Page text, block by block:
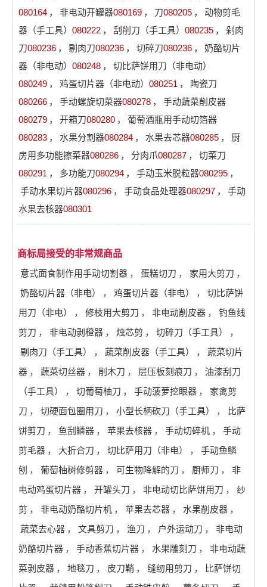
080164 ， 非电动开罐器080169 ， 刀080205 ，
动物剪毛
器（手工具） 080222 ， 刮削刀（手工具） 080235 ，
剁肉
刀080236 ， 剔肉刀080236 ， 切碎刀080236 ，
奶酪切片
器（非电动） 080248 ，
切比萨饼用刀（非电动）
080249 ， 鸡蛋切片器（非电动） 080251 ，
陶瓷刀
080266 ， 手动螺旋切菜器080278 ，
手动蔬菜削皮器
080279 ， 开箱刀080280 ，
葡萄酒瓶用手动切箔器
080283 ， 水果分割器080284 ， 水果去芯器080285 ，
厨
房用多功能擦菜器080286 ， 分肉爪080287 ，
切菜刀
080291 ， 多功能刀080294 ， 手动玉米脱粒器080295 ，
手动水果切片器080296 ， 手动食品处理器080297 ，
手动
水果去核器080301
商标局接受的非常规商品
意式面食制作用手动切割器 ， 蛋糕切刀 ， 家用大剪刀 ，
奶酪切片器（非电）
， 鸡蛋切片器（非电） ，
切比萨饼
用刀（非电）
， 修枝用大剪刀 ， 非电动削皮器 ，
钓鱼线
剪刀 ， 非电动剥橙器 ， 烛芯剪 ， 切碎刀（手工具）
，
剔肉刀（手工具）
， 蔬菜削皮器（手工具） ，
蔬菜切片
器 ， 蔬菜切丝器 ， 削木刀 ， 层压板刻痕刀 ，
油漆刮刀
（手工具）
， 切葡萄柚刀 ， 手动菠萝挖眼器 ，
家禽剪
刀 ， 切硬面包圈用刀 ， 小型长柄砍刀（手工具） ，
比萨
饼剪刀 ， 鱼刮鳞器 ， 苹果去核器 ， 手动切碎机 ，
手动
剪毛器 ， 大折合刀 ， 切比萨用刀（非电） ，
手动鱼鳞
刨 ， 葡萄柚树修剪器 ， 可生物降解的刀 ， 厨师刀 ，
非
电动鸡蛋切片器 ， 开罐头刀 ， 非电动切比萨饼用刀 ，
纱
剪 ， 非电动奶酪切片机 ， 苹果去芯器 ， 水果削皮器 ，
蔬菜去心器 ， 文具剪刀 ， 渔刀 ， 户外运动刀 ，
非电动
奶酪切片器 ， 手动香蕉切片器 ， 水果雕刻刀 ，
非电动蔬
菜剥皮器 ， 地毯刀 ， 皮刀鞘 ， 缝纫用剪刀 ，
比萨饼切